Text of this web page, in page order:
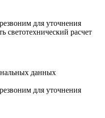
для уточнения
светотехнический расчет
данных
для уточнения